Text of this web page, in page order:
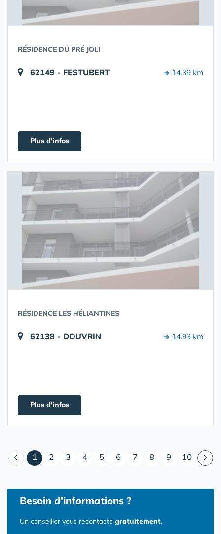
RÉSIDENCE DU PRÉ JOLI
62149 - FESTUBERT ➔ 14.39 km
Plus d'infos
RÉSIDENCE LES HÉLIANTINES
62138 - DOUVRIN ➔ 14.93 km
Plus d'infos
1 (courant)
2 3 4 5 6 7 8 9 10
Besoin d'informations ?
Un conseiller vous recontacte gratuitement.